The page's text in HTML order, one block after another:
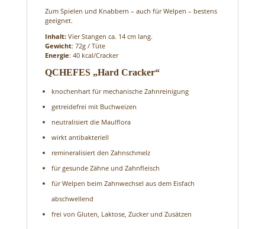
Zum Spielen und Knabbern – auch für Welpen – bestens
geeignet.
Inhalt:Vier Stangen ca. 14 cm lang.
Gewicht: 72g / Tüte
Energie: 40 kcal/Cracker
QCHEFES „Hard Cracker“
knochenhart für mechanische Zahnreinigung
getreidefrei mit Buchweizen
neutralisiert die Maulflora
wirkt antibakteriell
remineralisiert den Zahnschmelz
für gesunde Zähne und Zahnfleisch
für Welpen beim Zahnwechsel aus dem Eisfach
abschwellend
frei von Gluten, Laktose, Zucker und Zusätzen